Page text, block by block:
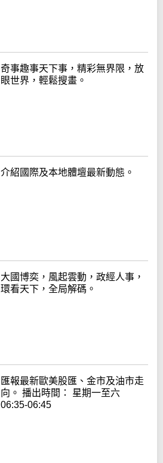
奇事趣事天下事，精彩無界限，放
眼世界，輕鬆搜畫。
介紹國際及本地體壇最新動態。
大國博奕，風起雲動，政經人事，
環看天下，全局解碼。
匯報最新歐美股匯、金市及油市走
向。 播出時間： 星期一至六
06:35-06:45